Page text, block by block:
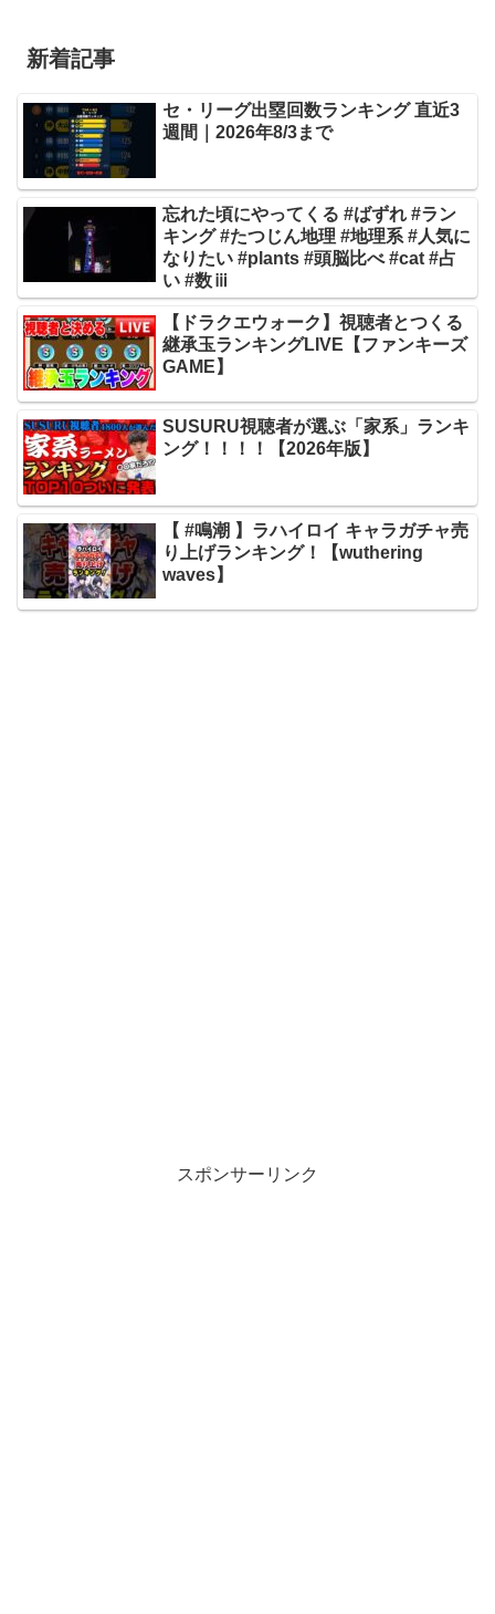
新着記事
セ・リーグ出塁回数ランキング 直近3
週間｜2026年8/3まで
忘れた頃にやってくる #ばずれ #ラン
キング #たつじん地理 #地理系 #人気に
なりたい #plants #頭脳比べ #cat #占
い #数ⅲ
【ドラクエウォーク】視聴者とつくる
継承玉ランキングLIVE【ファンキーズ
GAME】
SUSURU視聴者が選ぶ「家系」ランキ
ング！！！！【2026年版】
【 #鳴潮 】ラハイロイ キャラガチャ売
り上げランキング！【wuthering
waves】
スポンサーリンク